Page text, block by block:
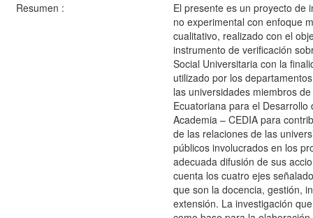
Resumen :
El presente es un proyecto de
no experimental con enfoque
cualitativo, realizado con el
instrumento de verificación
Social Universitaria con la
utilizado por los
las universidades miembros
Ecuatoriana para el Desarrollo
Academia – CEDIA para
de las relaciones de las
públicos involucrados en los
adecuada difusión de sus
cuenta los cuatro ejes
que son la docencia, gestión,
extensión. La investigación